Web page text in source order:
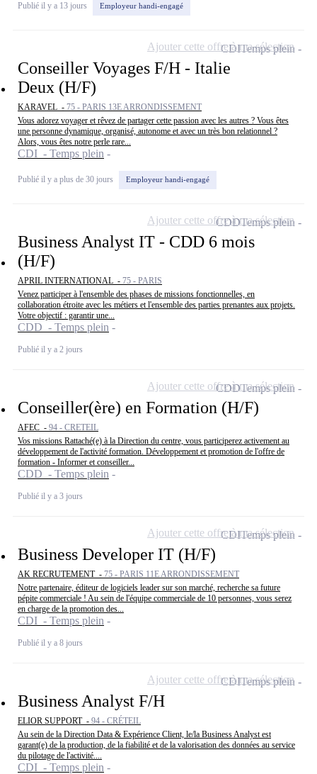
Publié il y a 13 jours Employeur handi-engagé
Conseiller Voyages F/H - Italie
Deux (H/F)
KARAVEL - 75 - PARIS 13E ARRONDISSEMENT
Vous adorez voyager et rêvez de partager cette passion avec les autres ? Vous êtes
une personne dynamique, organisé, autonome et avec un très bon relationnel ?
Alors, vous êtes notre perle rare...
CDI - Temps plein
Publié il y a plus de 30 jours Employeur handi-engagé
CDITemps plein
Ajouter cette offre à ma sélection
Business Analyst IT - CDD 6 mois
(H/F)
APRIL INTERNATIONAL - 75 - PARIS
Venez participer à l'ensemble des phases de missions fonctionnelles, en
collaboration étroite avec les métiers et l'ensemble des parties prenantes aux projets.
Votre objectif : garantir une...
CDD - Temps plein
Publié il y a 2 jours
CDDTemps plein
Ajouter cette offre à ma sélection
Conseiller(ère) en Formation (H/F)
AFEC - 94 - CRETEIL
Vos missions Rattaché(e) à la Direction du centre, vous participerez activement au
développement de l'activité formation. Développement et promotion de l'offre de
formation - Informer et conseiller...
CDD - Temps plein
Publié il y a 3 jours
CDDTemps plein
Ajouter cette offre à ma sélection
Business Developer IT (H/F)
AK RECRUTEMENT - 75 - PARIS 11E ARRONDISSEMENT
Notre partenaire, éditeur de logiciels leader sur son marché, recherche sa future
pépite commerciale ! Au sein de l'équipe commerciale de 10 personnes, vous serez
en charge de la promotion des...
CDI - Temps plein
Publié il y a 8 jours
CDITemps plein
Ajouter cette offre à ma sélection
Business Analyst F/H
ELIOR SUPPORT - 94 - CRÉTEIL
Au sein de la Direction Data & Expérience Client, le/la Business Analyst est
garant(e) de la production, de la fiabilité et de la valorisation des données au service
du pilotage de l'activité....
CDI - Temps plein
CDITemps plein
Ajouter cette offre à ma sélection